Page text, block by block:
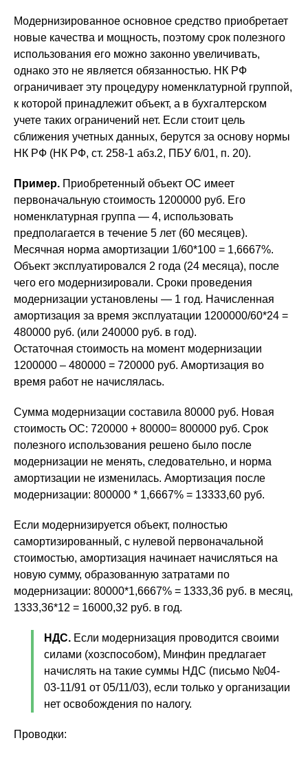
Модернизированное основное средство приобретает
новые качества и мощность, поэтому срок полезного
использования его можно законно увеличивать,
однако это не является обязанностью. НК РФ
ограничивает эту процедуру номенклатурной группой,
к которой принадлежит объект, а в бухгалтерском
учете таких ограничений нет. Если стоит цель
сближения учетных данных, берутся за основу нормы
НК РФ (НК РФ, ст. 258-1 абз.2, ПБУ 6/01, п. 20).
Пример. Приобретенный объект ОС имеет
первоначальную стоимость 1200000 руб. Его
номенклатурная группа — 4, использовать
предполагается в течение 5 лет (60 месяцев).
Месячная норма амортизации 1/60*100 = 1,6667%.
Объект эксплуатировался 2 года (24 месяца), после
чего его модернизировали. Сроки проведения
модернизации установлены — 1 год. Начисленная
амортизация за время эксплуатации 1200000/60*24 =
480000 руб. (или 240000 руб. в год).
Остаточная стоимость на момент модернизации
1200000 – 480000 = 720000 руб. Амортизация во
время работ не начислялась.
Сумма модернизации составила 80000 руб. Новая
стоимость ОС: 720000 + 80000= 800000 руб. Срок
полезного использования решено было после
модернизации не менять, следовательно, и норма
амортизации не изменилась. Амортизация после
модернизации: 800000 * 1,6667% = 13333,60 руб.
Если модернизируется объект, полностью
самортизированный, с нулевой первоначальной
стоимостью, амортизация начинает начисляться на
новую сумму, образованную затратами по
модернизации: 80000*1,6667% = 1333,36 руб. в месяц,
1333,36*12 = 16000,32 руб. в год.
НДС. Если модернизация проводится своими
силами (хозспособом), Минфин предлагает
начислять на такие суммы НДС (письмо №04-
03-11/91 от 05/11/03), если только у организации
нет освобождения по налогу.
Проводки: